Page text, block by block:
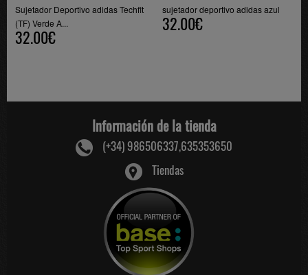
Sujetador Deportivo adidas Techfit
(TF) Verde A...
32.00€
sujetador deportivo adidas azul
32.00€
Información de la tienda
(+34) 986506337,635353650
Tiendas